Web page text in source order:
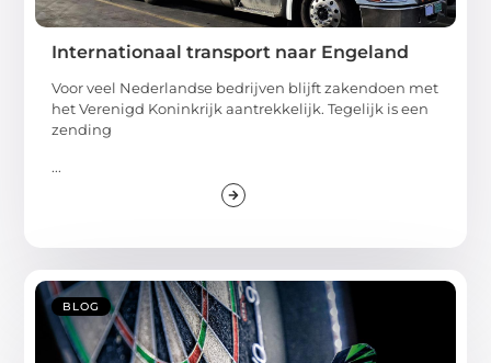
Internationaal transport naar Engeland
Voor veel Nederlandse bedrijven blijft zakendoen met
het Verenigd Koninkrijk aantrekkelijk. Tegelijk is een
zending
...
BLOG